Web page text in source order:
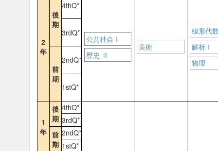
2
年
後
期
4thQ*
公共社会Ⅰ
歴史 Ⅱ
美術
線形代
解析Ⅰ
物理
3rdQ*
前
期
2ndQ*
1stQ*
1
年
後
期
4thQ*
3rdQ*
前
期
2ndQ*
1stQ*